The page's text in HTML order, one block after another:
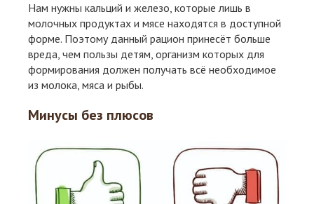
Нам нужны кальций и железо, которые лишь в
молочных продуктах и мясе находятся в доступной
форме. Поэтому данный рацион принесёт больше
вреда, чем пользы детям, организм которых для
формирования должен получать всё необходимое
из молока, мяса и рыбы.
Минусы без плюсов